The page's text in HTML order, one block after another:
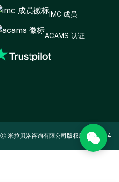
IMC 成员
ACAMS 认证
Ⓒ 米拉贝洛咨询有限公司版权所有。2024